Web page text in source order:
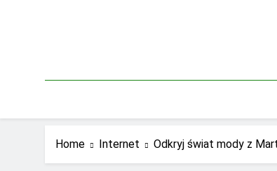
Home Internet Odkryj świat mody z